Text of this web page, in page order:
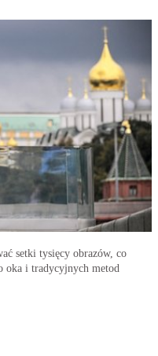
setki tysięcy obrazów, co
oka i tradycyjnych metod